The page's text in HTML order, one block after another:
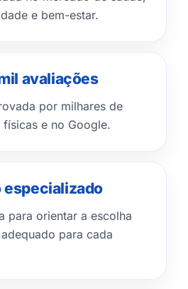
e bem-estar.
avaliações
por milhares de
e no Google.
para orientar a escolha
para cada